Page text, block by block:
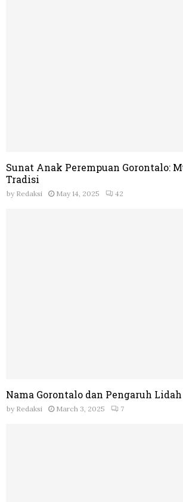
Sunat Anak Perempuan Gorontalo:
Tradisi
by Redaksi May 14, 2025 42
Nama Gorontalo dan Pengaruh
by Redaksi March 3, 2025 7